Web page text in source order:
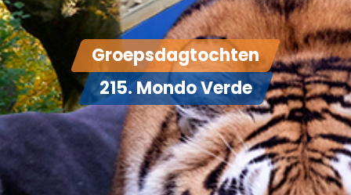
Groepsdagtochten
215. Mondo Verde